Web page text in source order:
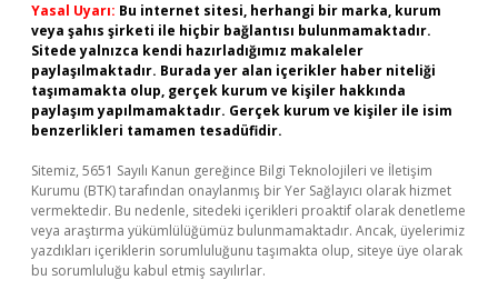
Yasal Uyarı: Bu internet sitesi, herhangi bir marka, kurum
veya şahıs şirketi ile hiçbir bağlantısı bulunmamaktadır.
Sitede yalnızca kendi hazırladığımız makaleler
paylaşılmaktadır. Burada yer alan içerikler haber niteliği
taşımamakta olup, gerçek kurum ve kişiler hakkında
paylaşım yapılmamaktadır. Gerçek kurum ve kişiler ile isim
benzerlikleri tamamen tesadüfidir.
Sitemiz, 5651 Sayılı Kanun gereğince Bilgi Teknolojileri ve İletişim
Kurumu (BTK) tarafından onaylanmış bir Yer Sağlayıcı olarak hizmet
vermektedir. Bu nedenle, sitedeki içerikleri proaktif olarak denetleme
veya araştırma yükümlülüğümüz bulunmamaktadır. Ancak, üyelerimiz
yazdıkları içeriklerin sorumluluğunu taşımakta olup, siteye üye olarak
bu sorumluluğu kabul etmiş sayılırlar.